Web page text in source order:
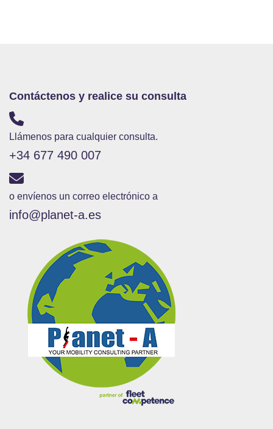
Contáctenos y realice su consulta
Llámenos para cualquier consulta.
+34 677 490 007
o envíenos un correo electrónico a
info@planet-a.es